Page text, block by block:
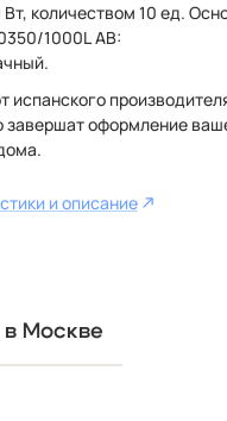
количеством 10 ед.
1000L AB:
испанского
завершат оформление
и описание
в Москве